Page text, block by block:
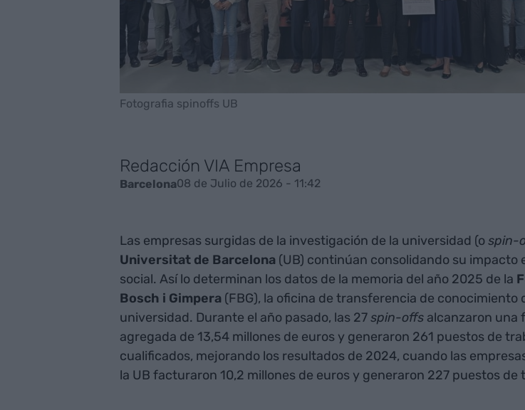
Fotografia spinoffs UB
Redacción VIA Empresa
Barcelona08 de Julio de 2026 - 11:42
Las empresas surgidas de la investigación de la universidad (ospin-
Universitat de Barcelona(UB) continúan consolidando su impacto
social. Así lo determinan los datos de la memoria del año 2025 de la
Bosch i Gimpera(FBG), la oficina de transferencia de conocimiento
universidad. Durante el año pasado, las 27spin-offsalcanzaron una
agregada de 13,54 millones de euros y generaron 261 puestos de
cualificados, mejorando los resultados de 2024, cuando las
la UB facturaron 10,2 millones de euros y generaron 227 puestos de